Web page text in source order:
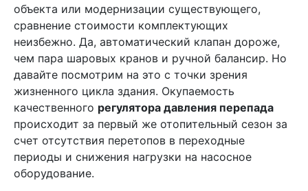
объекта или модернизации существующего,
сравнение стоимости комплектующих
неизбежно. Да, автоматический клапан дороже,
чем пара шаровых кранов и ручной балансир. Но
давайте посмотрим на это с точки зрения
жизненного цикла здания. Окупаемость
качественного регулятора давления перепада
происходит за первый же отопительный сезон за
счет отсутствия перетопов в переходные
периоды и снижения нагрузки на насосное
оборудование.